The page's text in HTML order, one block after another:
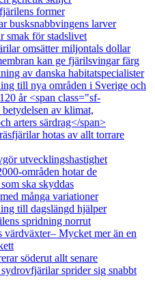
former
busksnabbvingens larver
smak för stadslivet
omsätter miljontals dollar
kan ge fjärilsvingar färg
av danska habitatspecialister
till nya områden i Sverige och
år <span class="sf-
av klimat,
arters särdrag</span>
hotas av allt torrare
utvecklingshastighet
områden hotar de
ska skyddas
många variationer
till dagslängd hjälper
spridning norrut
värdväxter– Mycket mer än en
söderut allt senare
sprider sig snabbt